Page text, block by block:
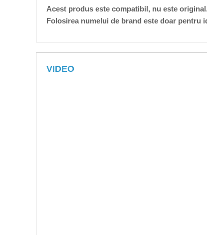
Acest produs este compatibil, nu este
Folosirea numelui de brand este doar pentru
VIDEO